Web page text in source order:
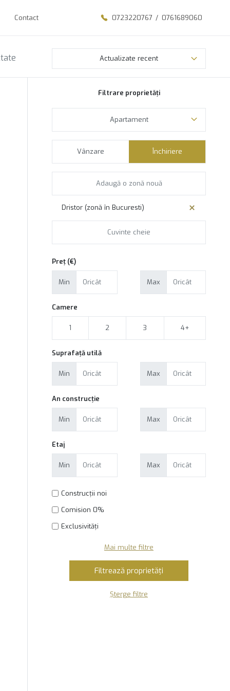
Contact 0723220767 / 0761689060
Actualizate recent
Filtrare proprietăți
Apartament
Vânzare Închiriere
Dristor (zonă în Bucuresti)
Preț (€)
Min Max
Camere
1 2 3 4+
Suprafață utilă
Min Max
An construcție
Min Max
Etaj
Min Max
Construcții noi
Comision 0%
Exclusivități
Mai multe filtre
Șterge filtre